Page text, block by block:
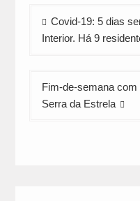
Navegação
de
Covid-19: 5 dias
Interior. Há 9
Fim-de-semana
Serra da Estrela